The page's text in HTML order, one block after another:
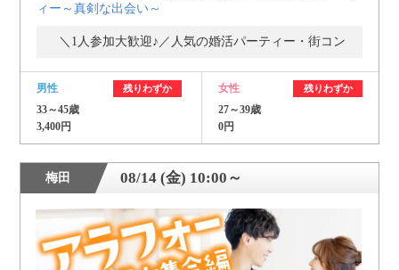
ィー～真剣な出会い～
＼1人参加大歓迎♪／人気の婚活パーティー・街コン
男性 残りわずか
33～45歳
3,400円
女性 残りわずか
27～39歳
0円
梅田 08/14 (金) 10:00～